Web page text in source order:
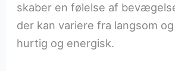
skaber en følelse af
der kan variere fra langsom
hurtig og energisk.